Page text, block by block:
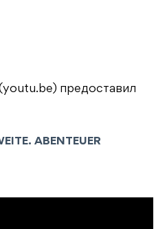
предоставил
ABENTEUER